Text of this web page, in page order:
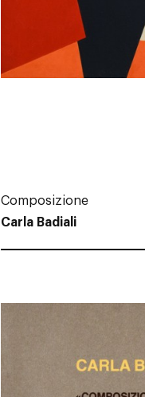
Composizione
Carla Badiali